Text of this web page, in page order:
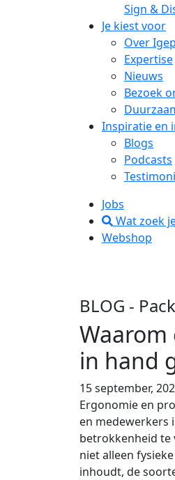
Sign &
Je kiest voor
Over
Expertise
Nieuws
Bezoek
Inspiratie en
Blogs
Podcasts
Jobs
Wat zoek
Webshop
BLOG -
in hand
15 september,
Ergonomie en
en medewerkers
betrokkenheid te
niet alleen
inhoudt, de